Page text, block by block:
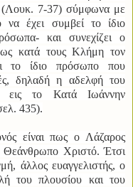
(Λουκ. 7-37) σύμφωνα με
έχει συμβεί το ίδιο
και συνεχίζει ο
κατά τους Κλήμη τον
το ίδιο πρόσωπο που
δηλαδή η αδελφή του
εις το Κατά Ιωάννην
435).
είναι πως ο Λάζαρος
Θεάνθρωπο Χριστό. Έτσι
άλλος ευαγγελιστής, ο
του πλουσίου και του